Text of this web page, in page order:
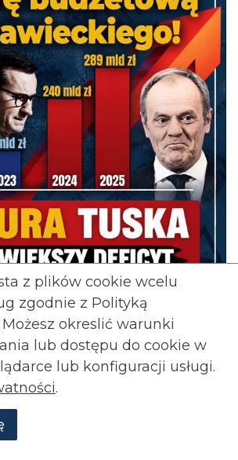
:Za rządów Tuska deficyt
w 2025, a dług rośnie w
miesięcznie. W 2026
Zamiast reform i cięć w
z plików cookie wcelu
zgodnie z Polityką
okreslić warunki
lub dostępu do cookie w
lub konfiguracji usługi.
.